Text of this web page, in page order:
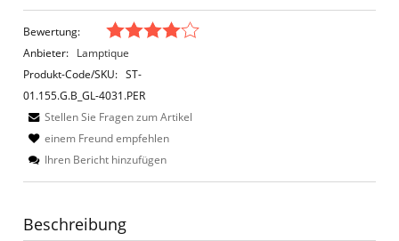
Bewertung:
Anbieter: Lamptique
Produkt-Code/SKU: ST-
01.155.G.B_GL-4031.PER
Stellen Sie Fragen zum Artikel
einem Freund empfehlen
Ihren Bericht hinzufügen
Beschreibung